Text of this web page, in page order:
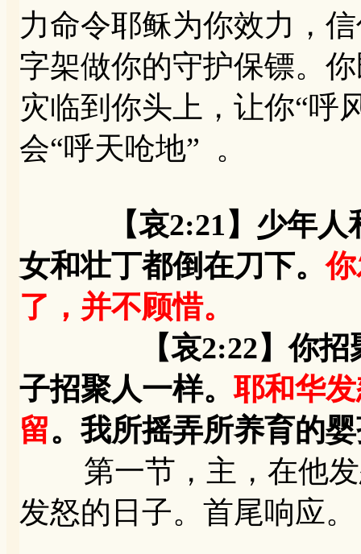
力命令耶稣为你效力，
字架做你的守护保镖。
灾临到你头上，让你“呼
会“呼天呛地” 。
【哀2:21】少年
女和壮丁都倒在刀下。
了，并不顾惜。
【哀2:22】你招聚
子招聚人一样。耶和华
留。我所摇弄所养育的
第一节，主，在他发
发怒的日子。首尾响应。